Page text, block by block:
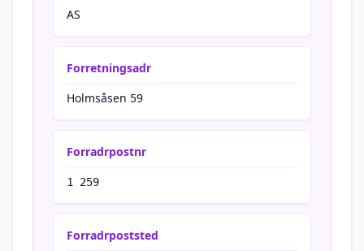
AS
Forretningsadr
Holmsåsen 59
Forradrpostnr
1 259
Forradrpoststed